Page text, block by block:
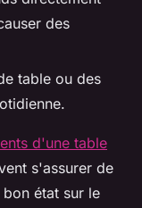
des
table ou des
d'une table
s'assurer de
état sur le